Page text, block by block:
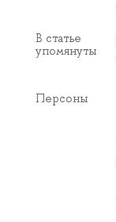
В статье
упомянуты
Персоны